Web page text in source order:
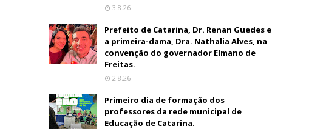
3.8.26
Prefeito de Catarina, Dr. Renan Guedes e
a primeira-dama, Dra. Nathalia Alves, na
convenção do governador Elmano de
Freitas.
2.8.26
Primeiro dia de formação dos
professores da rede municipal de
Educação de Catarina.